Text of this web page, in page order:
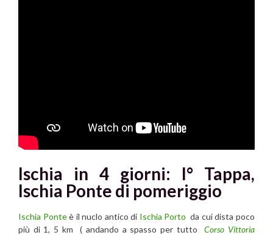
Ischia in 4 giorni: I° Tappa,
Ischia Ponte di pomeriggio
Ischia Ponteè il nuclo antico di Ischia Porto da cui dista poco
più di 1, 5 km ( andando a spasso per tutto
Corso Vittoria